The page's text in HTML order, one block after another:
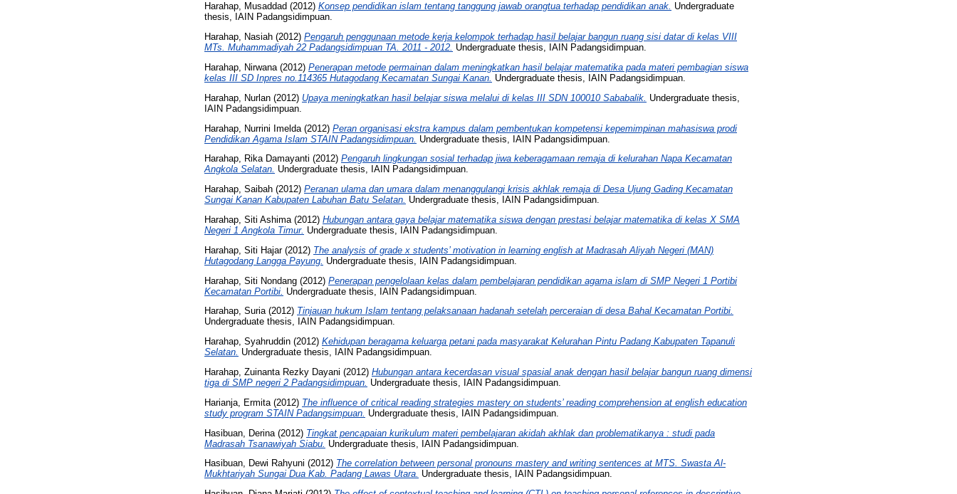
Harahap, Musaddad (2012) Konsep pendidikan islam tentang tanggung jawab orangtua terhadap pendidikan anak. Undergraduate
thesis, IAIN Padangsidimpuan.
Harahap, Nasiah (2012) Pengaruh penggunaan metode kerja kelompok terhadap hasil belajar bangun ruang sisi datar di kelas VIII
MTs. Muhammadiyah 22 Padangsidimpuan TA. 2011 - 2012. Undergraduate thesis, IAIN Padangsidimpuan.
Harahap, Nirwana(2012) Penerapan metode permainan dalam meningkatkan hasil belajar matematika pada materi pembagian siswa
kelas III SD Inpres no.114365 Hutagodang Kecamatan Sungai Kanan. Undergraduate thesis, IAIN Padangsidimpuan.
Harahap, Nurlan (2012) Upaya meningkatkan hasil belajar siswa melalui di kelas III SDN 100010 Sababalik. Undergraduate thesis,
IAIN Padangsidimpuan.
Harahap, Nurrini Imelda (2012) Peran organisasi ekstra kampus dalam pembentukan kompetensi kepemimpinan mahasiswa prodi
Pendidikan Agama Islam STAIN Padangsidimpuan. Undergraduate thesis, IAIN Padangsidimpuan.
Harahap, Rika Damayanti (2012) Pengaruh lingkungan sosial terhadap jiwa keberagamaan remaja di kelurahan Napa Kecamatan
Angkola Selatan. Undergraduate thesis, IAIN Padangsidimpuan.
Harahap, Saibah (2012) Peranan ulama dan umara dalam menanggulangi krisis akhlak remaja di Desa Ujung Gading Kecamatan
Sungai Kanan Kabupaten Labuhan Batu Selatan. Undergraduate thesis, IAIN Padangsidimpuan.
Harahap, Siti Ashima(2012) Hubungan antara gaya belajar matematika siswa dengan prestasi belajar matematika di kelas X SMA
Negeri 1 Angkola Timur. Undergraduate thesis, IAIN Padangsidimpuan.
Harahap, Siti Hajar(2012) The analysis of grade x students’ motivation in learning english at Madrasah Aliyah Negeri (MAN)
Hutagodang Langga Payung. Undergraduate thesis, IAIN Padangsidimpuan.
Harahap, Siti Nondang (2012) Penerapan pengelolaan kelas dalam pembelajaran pendidikan agama islam di SMP Negeri 1 Portibi
Kecamatan Portibi. Undergraduate thesis, IAIN Padangsidimpuan.
Harahap, Suria(2012) Tinjauan hukum Islam tentang pelaksanaan hadanah setelah perceraian di desa Bahal Kecamatan Portibi.
Undergraduate thesis, IAIN Padangsidimpuan.
Harahap, Syahruddin (2012) Kehidupan beragama keluarga petani pada masyarakat Kelurahan Pintu Padang Kabupaten Tapanuli
Selatan. Undergraduate thesis, IAIN Padangsidimpuan.
Harahap, Zuinanta Rezky Dayani (2012) Hubungan antara kecerdasan visual spasial anak dengan hasil belajar bangun ruang dimensi
tiga di SMP negeri 2 Padangsidimpuan. Undergraduate thesis, IAIN Padangsidimpuan.
Harianja, Ermita (2012) The influence of critical reading strategies mastery on students’ reading comprehension at english education
study program STAIN Padangsimpuan. Undergraduate thesis, IAIN Padangsidimpuan.
Hasibuan, Derina (2012) Tingkat pencapaian kurikulum materi pembelajaran akidah akhlak dan problematikanya : studi pada
Madrasah Tsanawiyah Siabu. Undergraduate thesis, IAIN Padangsidimpuan.
Hasibuan, Dewi Rahyuni (2012) The correlation between personal pronouns mastery and writing sentences at MTS. Swasta Al-
Mukhtariyah Sungai Dua Kab. Padang Lawas Utara. Undergraduate thesis, IAIN Padangsidimpuan.